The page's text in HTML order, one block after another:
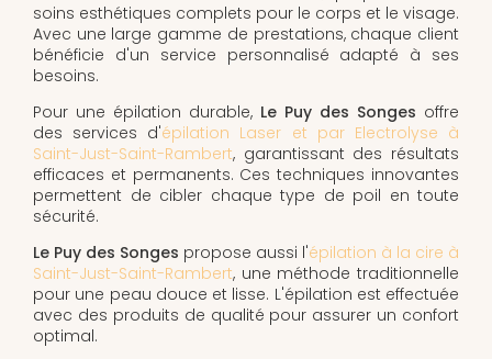
soins esthétiques complets pour le corps et le visage.
Avec une large gamme de prestations, chaque client
bénéficie d'un service personnalisé adapté à ses
besoins.
Pour une épilation durable, Le Puy des Songes offre
des services d'épilation Laser et par Electrolyse à
Saint-Just-Saint-Rambert, garantissant des résultats
efficaces et permanents. Ces techniques innovantes
permettent de cibler chaque type de poil en toute
sécurité.
Le Puy des Songes propose aussi l'épilation à la cire à
Saint-Just-Saint-Rambert, une méthode traditionnelle
pour une peau douce et lisse. L'épilation est effectuée
avec des produits de qualité pour assurer un confort
optimal.